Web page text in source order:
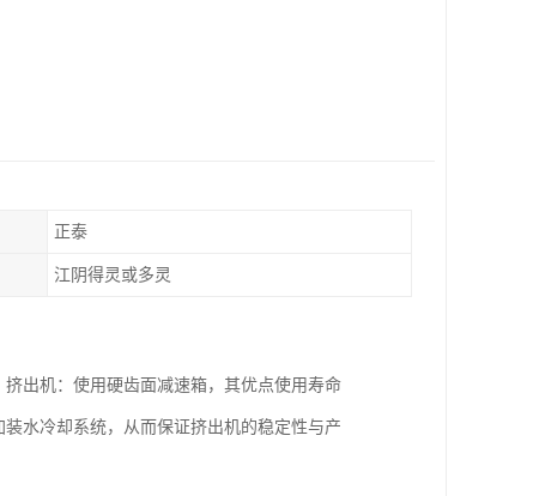
正泰
江阴得灵或多灵
出机：使用硬齿面减速箱，其优点使用寿命
水冷却系统，从而保证挤出机的稳定性与产